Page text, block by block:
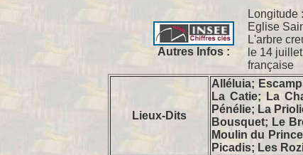
Autres Infos :
Longitude:
Eglise
L'arbre
le 14
française
Lieux-Dits
Alléluia;
La Catie; La
Pénélie; La
Bousquet; Le
Moulin du
Picadis; Les